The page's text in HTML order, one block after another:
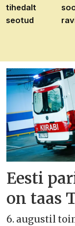
tihedalt
seotud
Eesti
on taas
6. augustil